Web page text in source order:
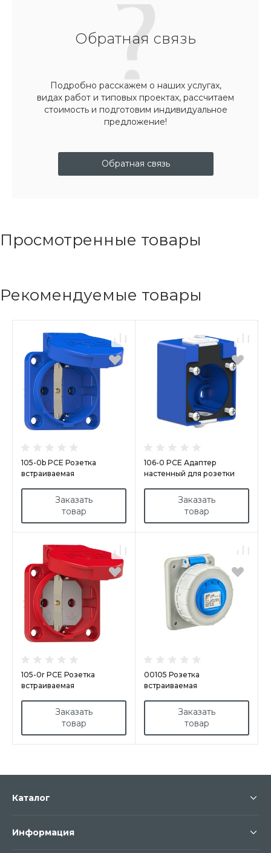
Обратная связь
Подробно расскажем о наших услугах,
видах работ и типовых проектах, рассчитаем
стоимость и подготовим индивидуальное
предложение!
Обратная связь
Просмотренные товары
Рекомендуемые товары
105-0b PCE Розетка
встраиваемая
подкл. сзади синяя
Заказать
товар
106-0 PCE Адаптер
настенный для розетки
Заказать
товар
105-0r PCE Розетка
встраиваемая
подкл. сзади красная
Заказать
товар
00105 Розетка
встраиваемая
фланец 83х66мм
Заказать
товар
Каталог
Информация